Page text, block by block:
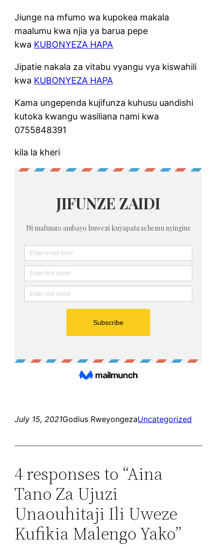
Jiunge na mfumo wa kupokea makala
maalumu kwa njia ya barua pepe
kwa KUBONYEZA HAPA
Jipatie nakala za vitabu vyangu vya kiswahili
kwa KUBONYEZA HAPA
Kama ungependa kujifunza kuhusu uandishi
kutoka kwangu wasiliana nami kwa
0755848391
kila la kheri
July 15, 2021Godius RweyongezaUncategorized
4 responses to “Aina
Tano Za Ujuzi
Unaouhitaji Ili Uweze
Kufikia Malengo Yako”